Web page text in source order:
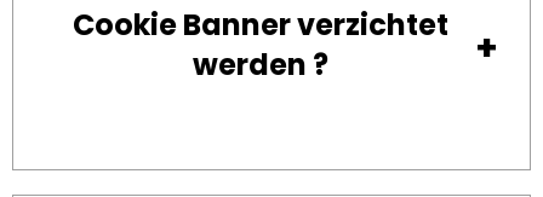
Cookie Banner verzichtet
werden ?